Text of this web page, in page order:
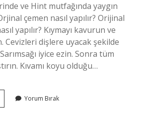
ve Hint mutfağında yaygın
çemen nasıl yapılır? Orijinal
yapılır? Kıymayı kavurun ve
Cevizleri dişlere uyacak şekilde
iyice ezin. Sonra tüm
Kıvamı koyu olduğu…
Yorum Bırak